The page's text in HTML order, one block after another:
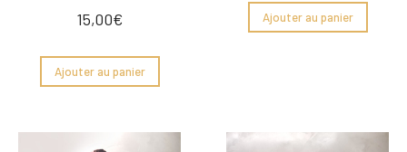
15,00€
Ajouter au panier
Ajouter au panier